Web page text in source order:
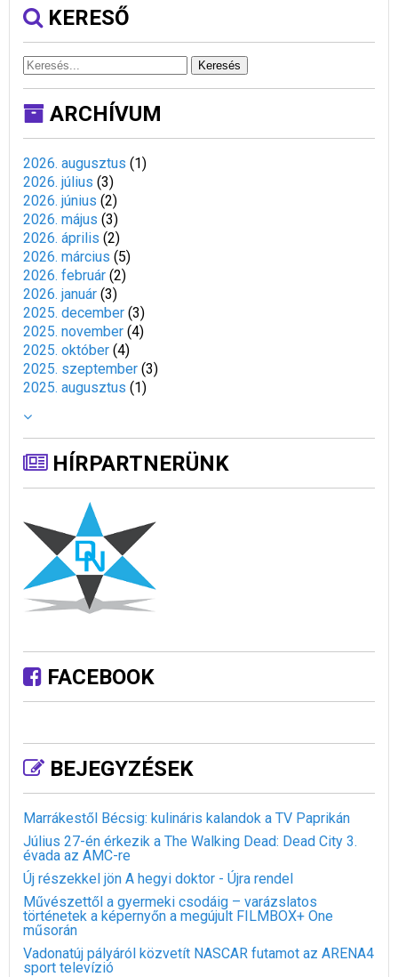
KERESŐ
Keresés
ARCHÍVUM
2026. augusztus (1)
2026. július (3)
2026. június (2)
2026. május (3)
2026. április (2)
2026. március (5)
2026. február (2)
2026. január (3)
2025. december (3)
2025. november (4)
2025. október (4)
2025. szeptember (3)
2025. augusztus (1)
HÍRPARTNERÜNK
FACEBOOK
BEJEGYZÉSEK
Marrákestől Bécsig: kulináris kalandok a TV Paprikán
Július 27-én érkezik a The Walking Dead: Dead City 3.
évada az AMC-re
Új részekkel jön A hegyi doktor - Újra rendel
Művészettől a gyermeki csodáig – varázslatos
történetek a képernyőn a megújult FILMBOX+ One
műsorán
Vadonatúj pályáról közvetít NASCAR futamot az ARENA4
sport televízió